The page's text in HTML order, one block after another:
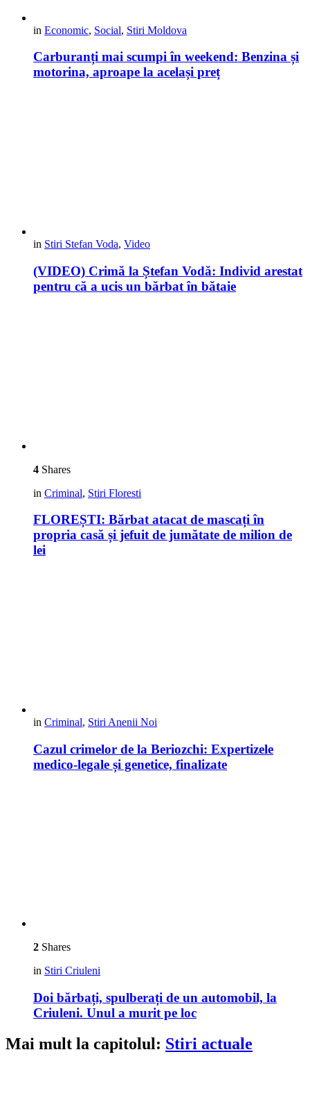
in Economic, Social, Stiri Moldova
Carburanți mai scumpi în weekend: Benzina și
motorina, aproape la același preț
in Stiri Stefan Voda, Video
(VIDEO) Crimă la Ștefan Vodă: Individ arestat
pentru că a ucis un bărbat în bătaie
4 Shares
in Criminal, Stiri Floresti
FLOREȘTI: Bărbat atacat de mascați în
propria casă și jefuit de jumătate de milion de
lei
in Criminal, Stiri Anenii Noi
Cazul crimelor de la Beriozchi: Expertizele
medico-legale și genetice, finalizate
2 Shares
in Stiri Criuleni
Doi bărbați, spulberați de un automobil, la
Criuleni. Unul a murit pe loc
Mai mult la capitolul: Stiri actuale